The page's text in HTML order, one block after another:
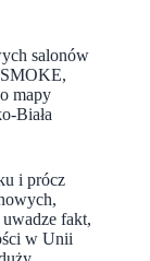
salonów
SMOKE,
mapy
Biała
i prócz
fakt,
w Unii